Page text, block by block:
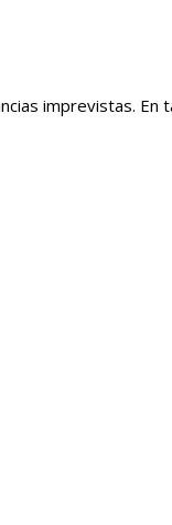
imprevistas.